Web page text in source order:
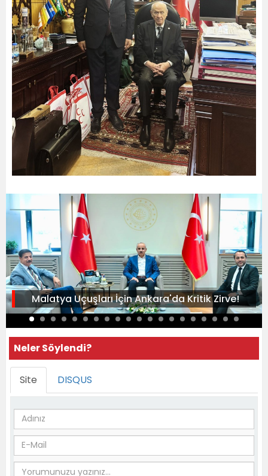
Malatya Uçuşları İçin Ankara'da Kritik Zirve!
Neler Söylendi?
Site DISQUS